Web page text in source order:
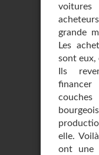
grande
Les
sont eux,
Ils
elle.
ont une